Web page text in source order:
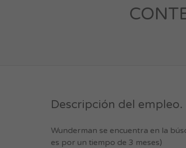
Descripción del empleo.
Wunderman se encuentra en la
es por un tiempo de 3 meses)